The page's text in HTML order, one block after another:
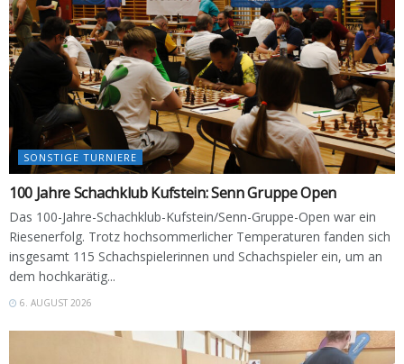
SONSTIGE TURNIERE
100 Jahre Schachklub Kufstein: Senn Gruppe Open
Das 100-Jahre-Schachklub-Kufstein/Senn-Gruppe-Open war ein
Riesenerfolg. Trotz hochsommerlicher Temperaturen fanden sich
insgesamt 115 Schachspielerinnen und Schachspieler ein, um an
dem hochkarätig...
6. AUGUST 2026